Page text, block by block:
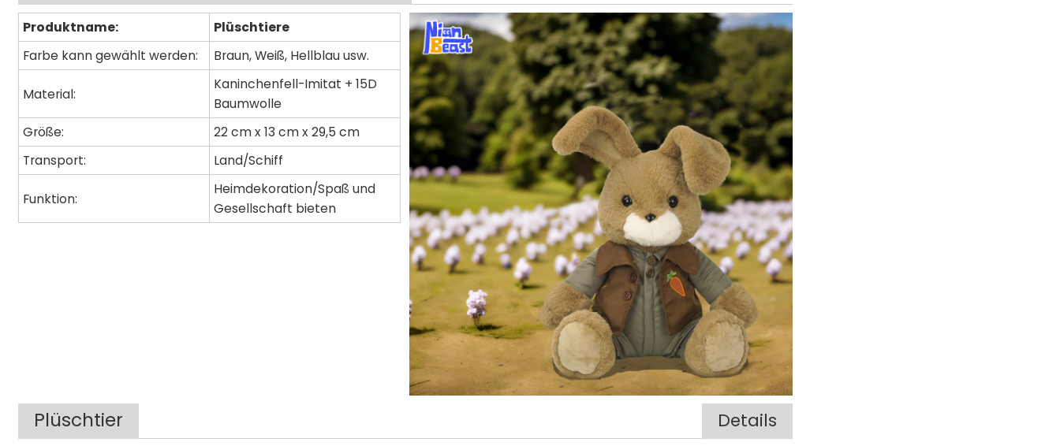
Produktname:
Plüschtiere
Farbe kann gewählt werden:
Braun, Weiß, Hellblau usw.
Material:
Kaninchenfell-Imitat + 15D
Baumwolle
Größe:
22 cm x 13 cm x 29,5 cm
Transport:
Land/Schiff
Funktion:
Heimdekoration/Spaß und
Gesellschaft bieten
Plüschtier Details